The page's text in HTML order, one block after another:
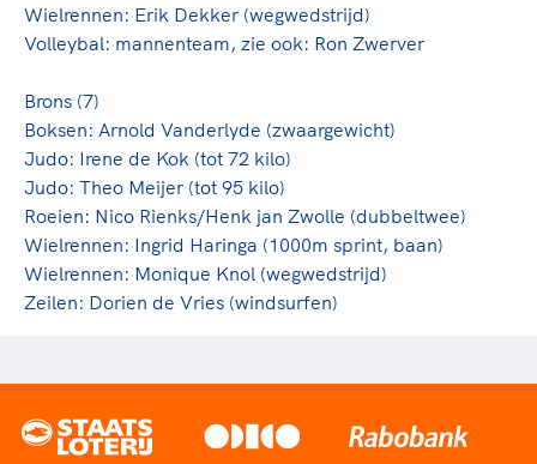
Wielrennen: Erik Dekker (wegwedstrijd)
Volleybal: mannenteam, zie ook: Ron Zwerver
Brons (7)
Boksen: Arnold Vanderlyde (zwaargewicht)
Judo: Irene de Kok (tot 72 kilo)
Judo: Theo Meijer (tot 95 kilo)
Roeien: Nico Rienks/Henk jan Zwolle (dubbeltwee)
Wielrennen: Ingrid Haringa (1000m sprint, baan)
Wielrennen: Monique Knol (wegwedstrijd)
Zeilen: Dorien de Vries (windsurfen)